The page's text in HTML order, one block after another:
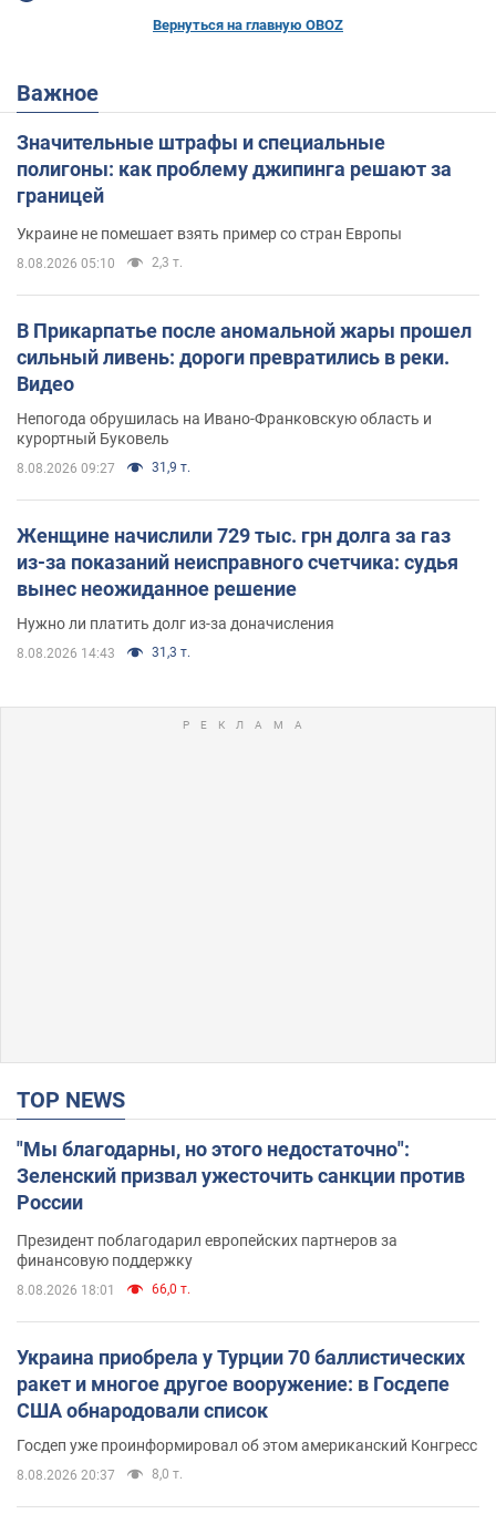
Вернуться на главную OBOZ
Важное
Значительные штрафы и специальные
полигоны: как проблему джипинга решают за
границей
Украине не помешает взять пример со стран Европы
8.08.2026 05:10 2,3 т.
В Прикарпатье после аномальной жары прошел
сильный ливень: дороги превратились в реки.
Видео
Непогода обрушилась на Ивано-Франковскую область и
курортный Буковель
8.08.2026 09:27 31,9 т.
Женщине начислили 729 тыс. грн долга за газ
из-за показаний неисправного счетчика: судья
вынес неожиданное решение
Нужно ли платить долг из-за доначисления
8.08.2026 14:43 31,3 т.
TOP NEWS
"Мы благодарны, но этого недостаточно":
Зеленский призвал ужесточить санкции против
России
Президент поблагодарил европейских партнеров за
финансовую поддержку
8.08.2026 18:01 66,0 т.
Украина приобрела у Турции 70 баллистических
ракет и многое другое вооружение: в Госдепе
США обнародовали список
Госдеп уже проинформировал об этом американский Конгресс
8.08.2026 20:37 8,0 т.